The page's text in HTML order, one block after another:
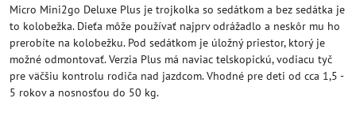
Micro Mini2go Deluxe Plus je trojkolka so sedátkom a bez sedátka je
to kolobežka. Dieťa môže používať najprv odrážadlo a neskôr mu ho
prerobíte na kolobežku. Pod sedátkom je úložný priestor, ktorý je
možné odmontovať. Verzia Plus má naviac telskopickú, vodiacu tyč
pre väčšiu kontrolu rodiča nad jazdcom. Vhodné pre deti od cca 1,5 -
5 rokov a nosnosťou do 50 kg.